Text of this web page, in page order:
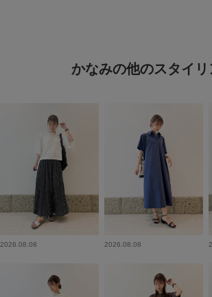
かなみの他のスタイリ
2026.08.08 2026.08.08